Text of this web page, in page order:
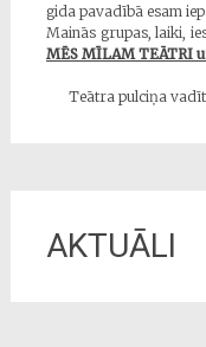
gida pavadībā esam
Mainās grupas, laiki,
MĒS MĪLAM TEĀTRI
Teātra pulciņa
AKTUĀLI